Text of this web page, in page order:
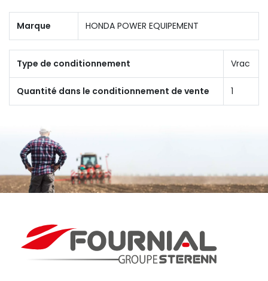
Marque HONDA POWER EQUIPEMENT
Type de conditionnement Vrac
Quantité dans le conditionnement de vente 1